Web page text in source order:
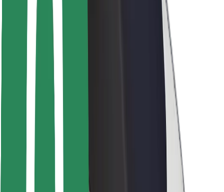
Bolt-ის დასატენი სადგური
მძღოლებისთვის
Bolt Food
ავტოპარკის მფლობელებისთვის